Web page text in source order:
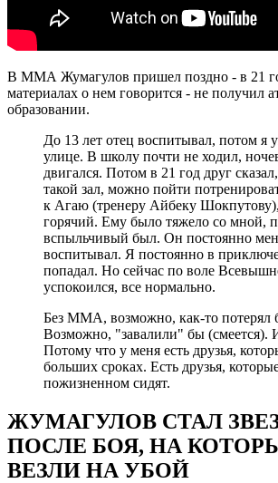
В ММА Жумагулов пришел поздно - в 21
материалах о нем говорится - не получил
образовании.
До 13 лет отец воспитывал, потом я
улице. В школу почти не ходил,
двигался. Потом в 21 год друг
такой зал, можно пойти
к Агаю (тренеру Айбеку
горячий. Ему было тяжело со мной,
вспыльчивый был. Он постоянно
воспитывал. Я постоянно в
попадал. Но сейчас по воле
успокоился, все нормально.
Без ММА, возможно, как-то потерял
Возможно, "завалили" бы (смеется).
Потому что у меня есть друзья,
больших сроках. Есть друзья,
пожизненном сидят.
ЖУМАГУЛОВ СТАЛ
ПОСЛЕ БОЯ, НА
ВЕЗЛИ НА УБОЙ